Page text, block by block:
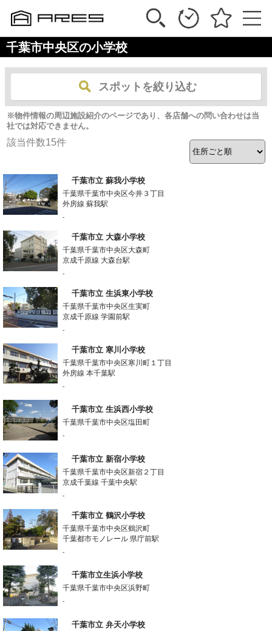
千葉市中央区の小学校
スポットを絞り込む
※物件情報の周辺施設紹介のページであり、各店舗への問い合わせは当
社では対応できません。
該当件数15件
千葉市立 蘇我小学校
千葉県千葉市中央区今井３丁目
外房線 蘇我駅
-
千葉市立 大森小学校
千葉県千葉市中央区大森町
京成千原線 大森台駅
-
千葉市立 生浜東小学校
千葉県千葉市中央区生実町
京成千原線 学園前駅
-
千葉市立 寒川小学校
千葉県千葉市中央区寒川町１丁目
外房線 本千葉駅
-
千葉市立 生浜西小学校
千葉県千葉市中央区塩田町
-
千葉市立 新宿小学校
千葉県千葉市中央区新宿２丁目
京成千葉線 千葉中央駅
-
千葉市立 鶴沢小学校
千葉県千葉市中央区鶴沢町
千葉都市モノレール 県庁前駅
-
千葉市立生浜小学校
千葉県千葉市中央区浜野町
-
千葉市立 弁天小学校